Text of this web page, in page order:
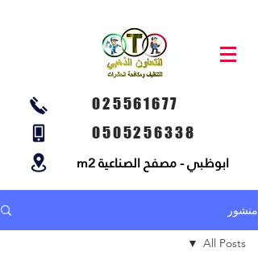
025561677
0505256338
ابوظبي - مصفح الصناعية m2
منشور
All Posts